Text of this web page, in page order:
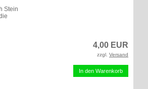
Stein
4,00 EUR
zzgl. Versand
In den Warenkorb